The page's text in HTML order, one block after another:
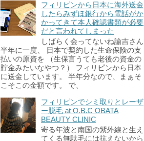
フィリピンから日本に海外送金
したらみずほ銀行から電話がか
かってきて本人確認書類が必要
だと言われてしまった
しばらく会ってないね諭吉さん
半年に一度、 日本で契約した生命保険の支
払いの原資を （生保言うても老後の資金の
貯金みたいなやつ？） フィリピンから日本
に送金しています。 半年分なので、まぁそ
こそこの金額です。 で、
フィリピンでシミ取りとレーザ
ー脱毛 at O.B.C OBATA
BEAUTY CLINIC
寄る年波と南国の紫外線と生え
てくる無駄毛には抗えないから